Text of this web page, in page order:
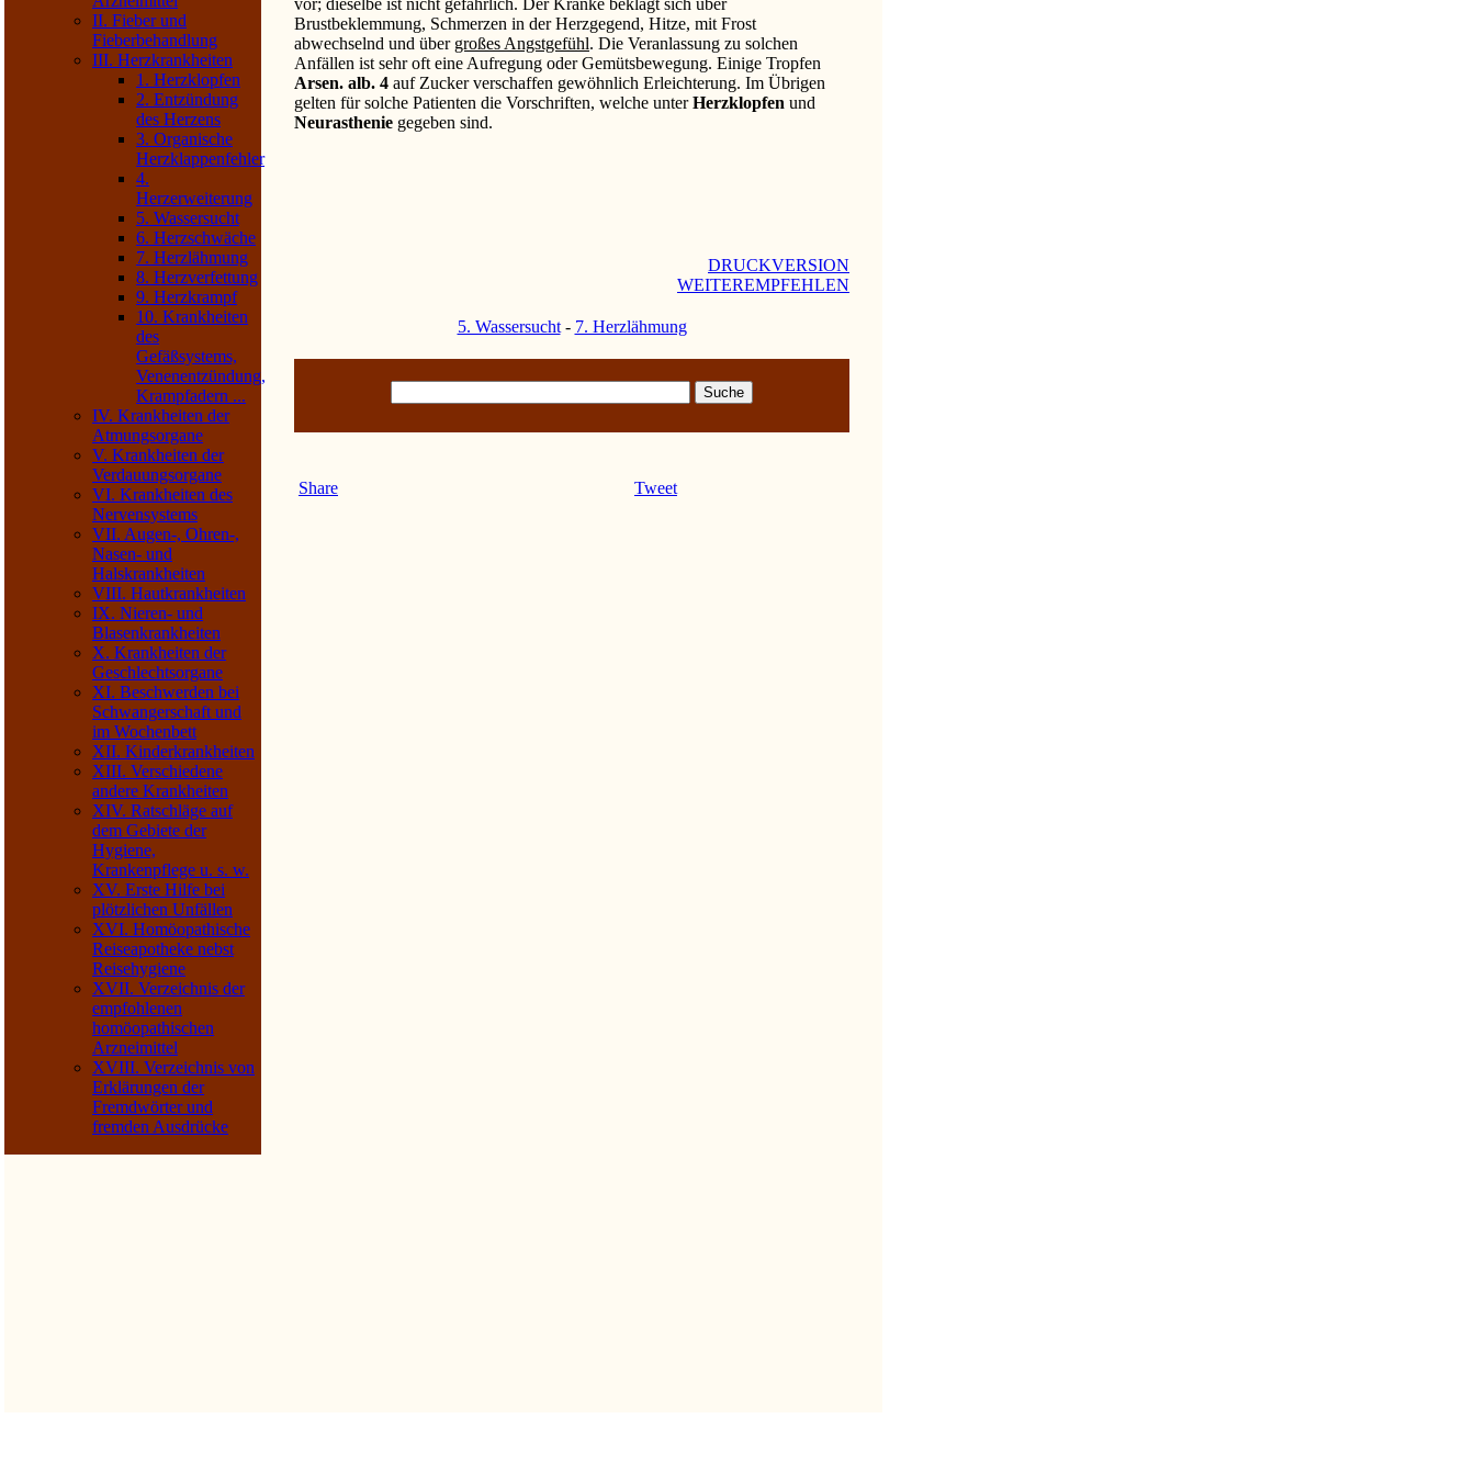
II. Fieber und
Fieberbehandlung
III. Herzkrankheiten
1. Herzklopfen
2. Entzündung
des Herzens
3. Organische
Herzklappenfehler
4.
Herzerweiterung
5. Wassersucht
6. Herzschwäche
7. Herzlähmung
8. Herzverfettung
9. Herzkrampf
10. Krankheiten
des
Gefäßsystems,
Venenentzündung,
Krampfadern ...
IV. Krankheiten der
Atmungsorgane
V. Krankheiten der
Verdauungsorgane
VI. Krankheiten des
Nervensystems
VII. Augen-, Ohren-,
Nasen- und
Halskrankheiten
VIII. Hautkrankheiten
IX. Nieren- und
Blasenkrankheiten
X. Krankheiten der
Geschlechtsorgane
XI. Beschwerden bei
Schwangerschaft und
im Wochenbett
XII. Kinderkrankheiten
XIII. Verschiedene
andere Krankheiten
XIV. Ratschläge auf
dem Gebiete der
Hygiene,
Krankenpflege u. s. w.
XV. Erste Hilfe bei
plötzlichen Unfällen
XVI. Homöopathische
Reiseapotheke nebst
Reisehygiene
XVII. Verzeichnis der
empfohlenen
homöopathischen
Arzneimittel
XVIII. Verzeichnis von
Erklärungen der
Fremdwörter und
fremden Ausdrücke
vor; dieselbe ist nicht gefährlich. Der Kranke beklagt sich über
Brustbeklemmung, Schmerzen in der Herzgegend, Hitze, mit Frost
abwechselnd und über großes Angstgefühl. Die Veranlassung zu solchen
Anfällen ist sehr oft eine Aufregung oder Gemütsbewegung. Einige Tropfen
Arsen. alb. 4 auf Zucker verschaffen gewöhnlich Erleichterung. Im Übrigen
gelten für solche Patienten die Vorschriften, welche unterHerzklopfen und
Neurasthenie gegeben sind.
DRUCKVERSION
WEITEREMPFEHLEN
5. Wassersucht- 7. Herzlähmung
Share Tweet